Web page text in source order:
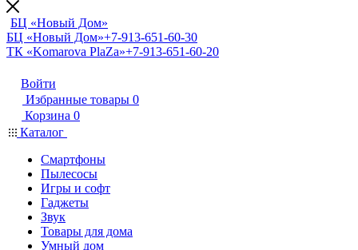
БЦ «Новый Дом»
БЦ «Новый Дом»+7-913-651-60-30
ТК «Komarova PlaZa»+7-913-651-60-20
Войти
Избранные товары 0
Корзина 0
Каталог
Смартфоны
Пылесосы
Игры и софт
Гаджеты
Звук
Товары для дома
Умный дом